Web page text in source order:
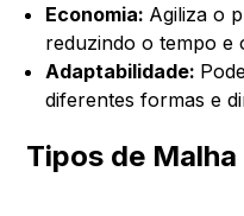
Economia: Agiliza o
reduzindo o tempo e
Adaptabilidade:
diferentes formas e
Tipos de Malha